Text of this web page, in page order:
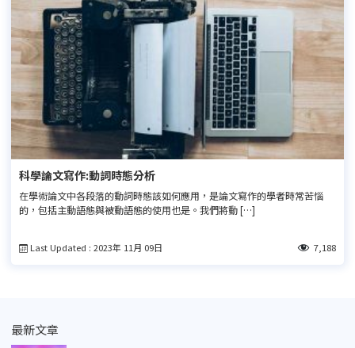
科學論文寫作:動詞時態分析
在學術論文中各段落的動詞時態該如何應用，是論文寫作的學者時常苦惱
的，包括主動語態與被動語態的使用也是。我們將動 […]
Last Updated : 2023年 11月 09日 7,188
最新文章